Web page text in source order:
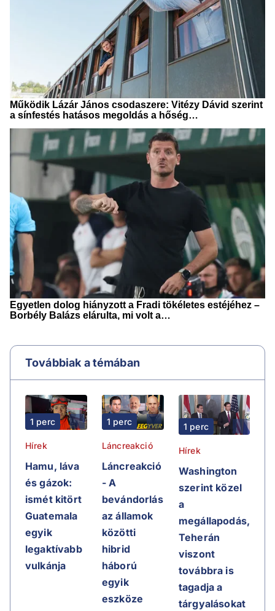
Továbbiak a témában
1 perc
Hírek
Hamu, láva
és gázok:
ismét kitört
Guatemala
egyik
legaktívabb
vulkánja
1 perc
Láncreakció
Láncreakció
- A
bevándorlás
az államok
közötti
hibrid
háború
egyik
eszköze
1 perc
Hírek
Washington
szerint közel
a
megállapodás,
Teherán
viszont
továbbra is
tagadja a
tárgyalásokat